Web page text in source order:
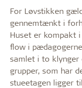
For Løvstikken
gennemtænkt i
Huset er kompakt
flow i
samlet i to klynger
grupper, som har
stueetagen ligger